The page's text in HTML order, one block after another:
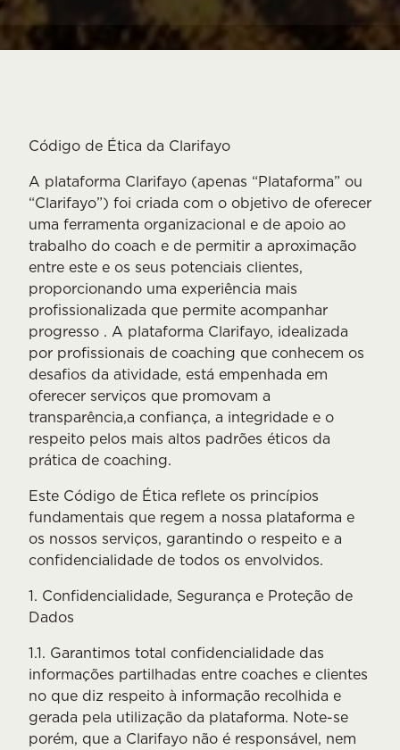
Código de Ética da Clarifayo
A plataforma Clarifayo (apenas “Plataforma” ou
“Clarifayo”) foi criada com o objetivo de oferecer
uma ferramenta organizacional e de apoio ao
trabalho do coach e de permitir a aproximação
entre este e os seus potenciais clientes,
proporcionando uma experiência mais
profissionalizada que permite acompanhar
progresso . A plataforma Clarifayo, idealizada
por profissionais de coaching que conhecem os
desafios da atividade, está empenhada em
oferecer serviços que promovam a
transparência,a confiança, a integridade e o
respeito pelos mais altos padrões éticos da
prática de coaching.
Este Código de Ética reflete os princípios
fundamentais que regem a nossa plataforma e
os nossos serviços, garantindo o respeito e a
confidencialidade de todos os envolvidos.
1. Confidencialidade, Segurança e Proteção de
Dados
1.1. Garantimos total confidencialidade das
informações partilhadas entre coaches e clientes
no que diz respeito à informação recolhida e
gerada pela utilização da plataforma. Note-se
porém, que a Clarifayo não é responsável, nem